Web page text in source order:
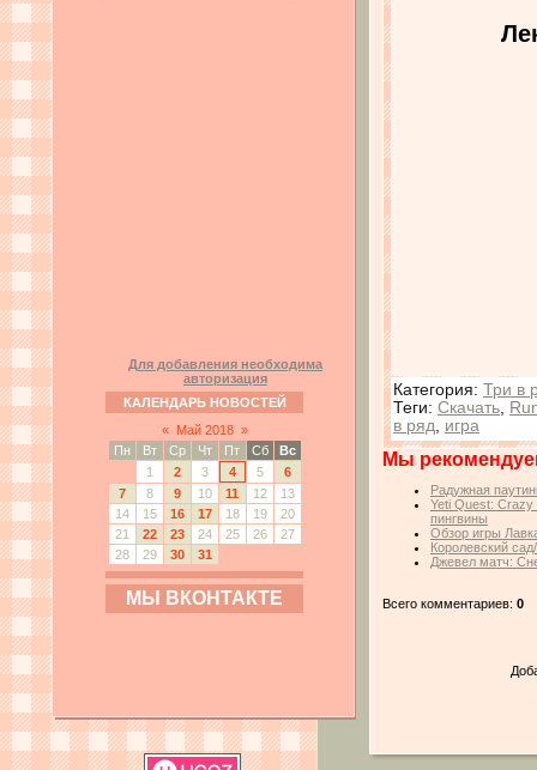
Для добавления необходима
авторизация
КАЛЕНДАРЬ НОВОСТЕЙ
«
Май 2018 »
Пн
Вт Ср Чт Пт Сб
Вс
1
2 3 4 5
6
7
8 9 10 11 12
13
14
15 16 17 18 19
20
21
22 23 24 25 26
27
28
29 30 31
МЫ ВКОНТАКТЕ
Категория: Три в
Теги: Скачать
в ряд
игра
Мы
Радужная
Yeti Quest:
пингвины
Обзор игры
Королевский
Джевел матч:
Всего комментариев: 0